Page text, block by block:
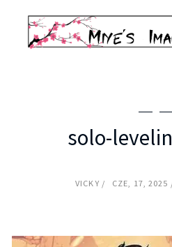
solo-
VICKY CZE, 17, 2025